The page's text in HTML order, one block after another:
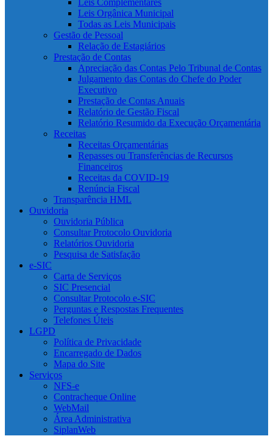
Leis Complementares
Leis Orgânica Municipal
Todas as Leis Municipais
Gestão de Pessoal
Relação de Estagiários
Prestação de Contas
Apreciação das Contas Pelo Tribunal de Contas
Julgamento das Contas do Chefe do Poder
Executivo
Prestação de Contas Anuais
Relatório de Gestão Fiscal
Relatório Resumido da Execução Orçamentária
Receitas
Receitas Orçamentárias
Repasses ou Transferências de Recursos
Financeiros
Receitas da COVID-19
Renúncia Fiscal
Transparência HML
Ouvidoria
Ouvidoria Pública
Consultar Protocolo Ouvidoria
Relatórios Ouvidoria
Pesquisa de Satisfação
e-SIC
Carta de Serviços
SIC Presencial
Consultar Protocolo e-SIC
Perguntas e Respostas Frequentes
Telefones Úteis
LGPD
Política de Privacidade
Encarregado de Dados
Mapa do Site
Serviços
NFS-e
Contracheque Online
WebMail
Área Administrativa
SiplanWeb